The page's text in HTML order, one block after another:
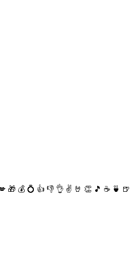
🎁 💰 💍 👍 👎 👌 ✌️ 🤘 👏 🎵 ☕️ 🍵 🍺